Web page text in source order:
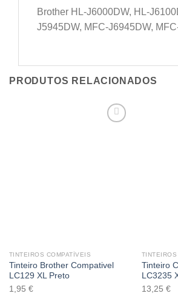
Brother HL-J6000DW, HL-
J5945DW, MFC-J6945DW,
PRODUTOS RELACIONADOS
TINTEIROS COMPATÍVEIS
Tinteiro Brother Compativel
LC129 XL Preto
1,95 €
Tinteiro
LC3235
13,25 €